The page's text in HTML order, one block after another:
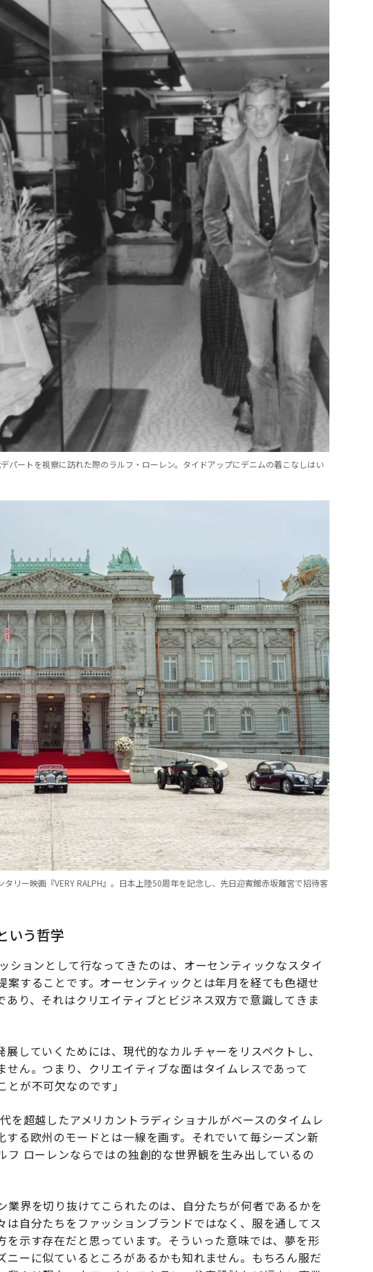
パートを視察に訪れた際のラルフ・ローレン。タイドアップにデニムの着こなしはい
リー映画『VERY RALPH』。日本上陸50周年を記念し、先日迎賓館赤坂離宮で招待客
いう哲学
ションとして行なってきたのは、オーセンティックなスタイ
することです。オーセンティックとは年月を経ても色褪せ
り、それはクリエイティブとビジネス双方で意識してきま
していくためには、現代的なカルチャーをリスペクトし、
ん。つまり、クリエイティブな面はタイムレスであって
が不可欠なのです」
を超越したアメリカントラディショナルがベースのタイムレ
る欧州のモードとは一線を画す。それでいて毎シーズン新
ローレンならではの独創的な世界観を生み出しているの
業界を切り抜けてこられたのは、自分たちが何者であるかを
自分たちをファッションブランドではなく、服を通してス
を示す存在だと思っています。そういった意味では、夢を形
ーに似ているところがあるかも知れません。もちろん服だ